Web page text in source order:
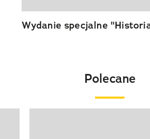
Wydanie specjalne
Polecane